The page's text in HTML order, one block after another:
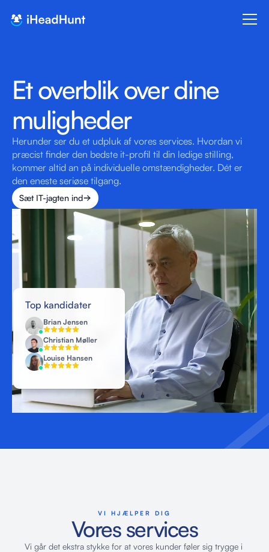
Et overblik over dine
muligheder
Herunder ser du et udpluk af vores services. Hvordan vi
præcist finder den bedste it-profil til din ledige stilling,
kommer altid an på individuelle omstændigheder. Dét er
den eneste seriøse tilgang.
Sæt IT-jagten ind
Top kandidater
HC Brian Jensen
HC Christian Møller
HC Louise Hansen
VI HJÆLPER DIG
Vores services
Vi går det ekstra stykke for at vores kunder føler sig trygge i